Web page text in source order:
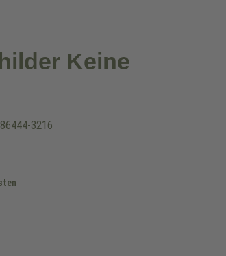
Keine
3216